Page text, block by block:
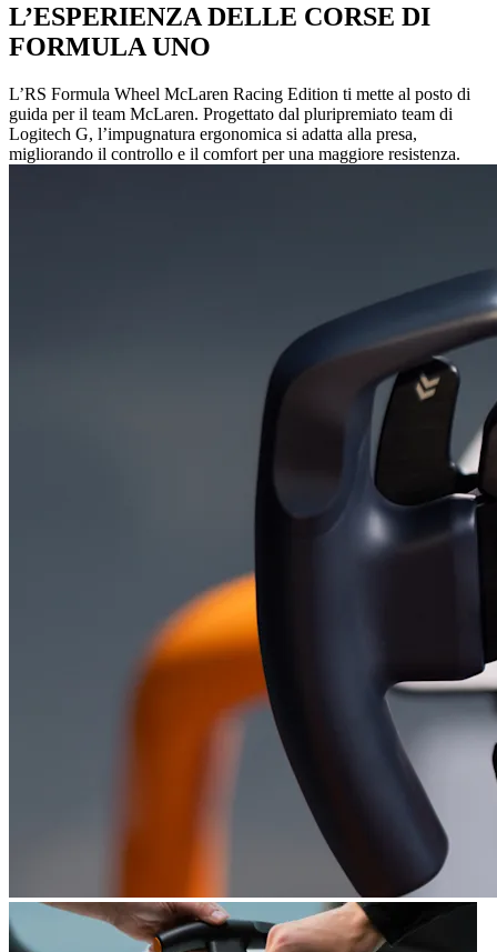
L’ESPERIENZA DELLE CORSE DI
FORMULA UNO
L’RS Formula Wheel McLaren Racing Edition ti mette al posto di
guida per il team McLaren. Progettato dal pluripremiato team di
Logitech G, l’impugnatura ergonomica si adatta alla presa,
migliorando il controllo e il comfort per una maggiore resistenza.